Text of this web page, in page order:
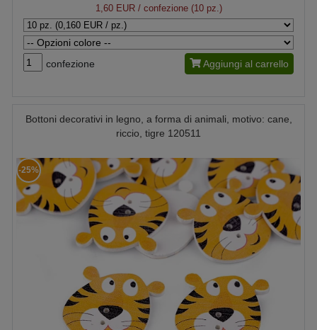
1,60 EUR/ confezione (10 pz.)
confezione Aggiungi al carrello
Bottoni decorativi in legno, a forma di animali, motivo: cane,
riccio, tigre 120511
-25%